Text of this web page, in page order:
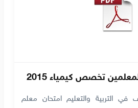
تخصص كيمياء 2015
في التربية والتعليم امتحان معلم